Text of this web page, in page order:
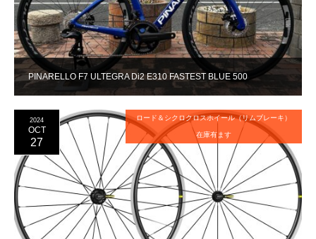
PINARELLO F7 ULTEGRA Di2 E310 FASTEST BLUE 500
2024
OCT
27
ロード＆シクロクロスホイール（リムブレーキ）
在庫有ます